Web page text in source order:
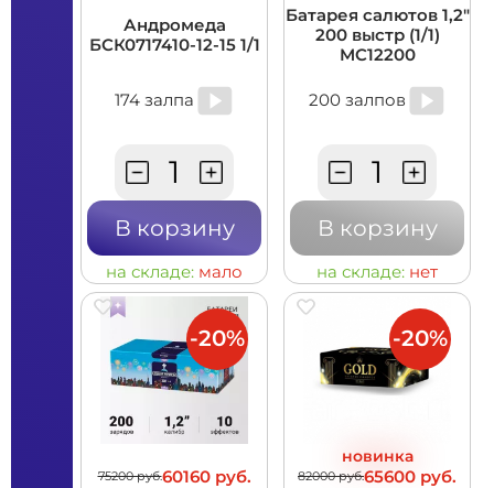
Андромеда
БСК0717410-12-15 1/1
174 залпа
В корзину
на складе: мало
Батарея салютов 1,2"
200 выстр (1/1)
MC12200
200 залпов
В корзину
на складе: нет
75200 руб.60160 руб.
-20%
новинка
82000 руб.65600 руб.
-20%